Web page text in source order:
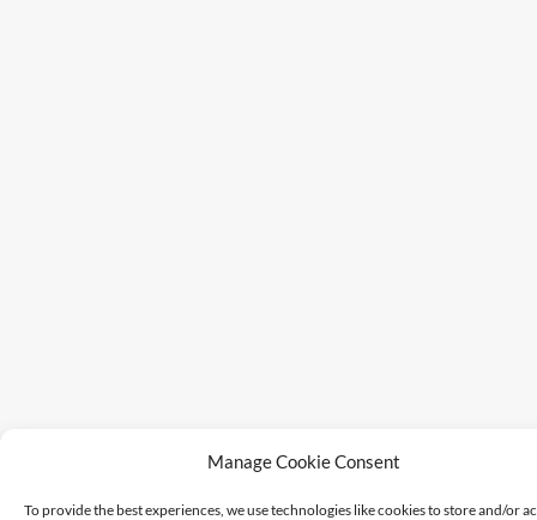
Manage Cookie Consent
To provide the best experiences, we use technologies like cookies to store and/or